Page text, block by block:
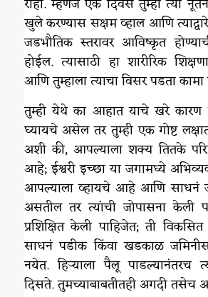
खुले करण्यास सक्षम व्हाल आणि
जडभौतिक स्तरावर आविष्कृत
होईल. त्यासाठी हा शारीरिक
आणि तुम्हाला त्याचा विसर पडता
तुम्ही येथे का आहात याचे खरे कारण
घ्यायचे असेल तर तुम्ही एक गोष्ट
अशी की, आपल्याला शक्य तितके
आहे; ईश्वरी इच्छा या जगामध्ये
आपल्याला व्हायचे आहे आणि साधनं
असतील तर त्यांची जोपासना केली
प्रशिक्षित केली पाहिजेत; ती
साधनं पडीक किंवा खडकाळ
नयेत. हिऱ्याला पैलू पाडल्यानंतरच
दिसते. तुमच्याबाबतीतही अगदी तसेच